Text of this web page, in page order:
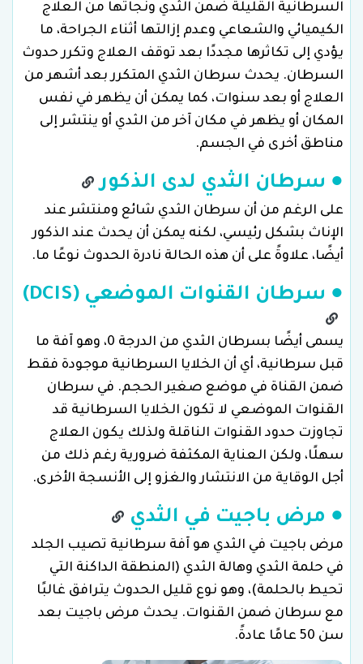
السرطانية القليلة ضمن الثدي ونجاتها من العلاج
الكيميائي والشعاعي وعدم إزالتها أثناء الجراحة، ما
يؤدي إلى تكاثرها مجددًا بعد توقف العلاج وتكرر حدوث
السرطان. يحدث سرطان الثدي المتكرر بعد أشهر من
العلاج أو بعد سنوات، كما يمكن أن يظهر في نفس
المكان أو يظهر في مكان آخر من الثدي أو ينتشر إلى
مناطق أخرى في الجسم.
● سرطان الثدي لدى الذكور
على الرغم من أن سرطان الثدي شائع ومنتشر عند
الإناث بشكل رئيسي، لكنه يمكن أن يحدث عند الذكور
أيضًا، علاوةً على أن هذه الحالة نادرة الحدوث نوعًا ما.
● سرطان القنوات الموضعي (DCIS)
يسمى أيضًا بسرطان الثدي من الدرجة 0، وهو آفة ما
قبل سرطانية، أي أن الخلايا السرطانية موجودة فقط
ضمن القناة في موضع صغير الحجم. في سرطان
القنوات الموضعي لا تكون الخلايا السرطانية قد
تجاوزت حدود القنوات الناقلة ولذلك يكون العلاج
سهلًا، ولكن العناية المكثفة ضرورية رغم ذلك من
أجل الوقاية من الانتشار والغزو إلى الأنسجة الأخرى.
● مرض باجيت في الثدي
مرض باجيت في الثدي هو آفة سرطانية تصيب الجلد
في حلمة الثدي وهالة الثدي (المنطقة الداكنة التي
تحيط بالحلمة)، وهو نوع قليل الحدوث يترافق غالبًا
مع سرطان ضمن القنوات. يحدث مرض باجيت بعد
سن 50 عامًا عادةً.